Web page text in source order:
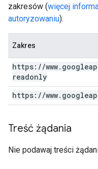
zakresów (więcej
autoryzowaniu).
Zakres
https: //www.
readonly
https: //www.
Treść żądania
Nie podawaj treści